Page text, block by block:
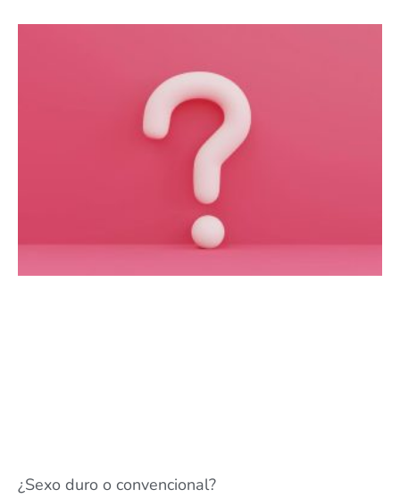
¿Sexo duro o convencional?